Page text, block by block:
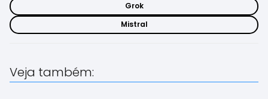
Grok
Mistral
Veja também: